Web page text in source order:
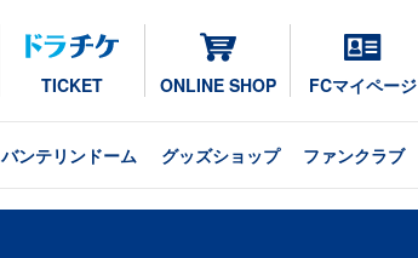
TICKET ONLINE SHOP FCマイページ
バンテリンドーム グッズショップ ファンクラブ